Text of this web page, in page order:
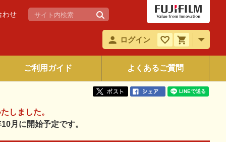
わせ
ログイン
ご利用ガイド よくあるご質問
しました。
月に開始予定です。